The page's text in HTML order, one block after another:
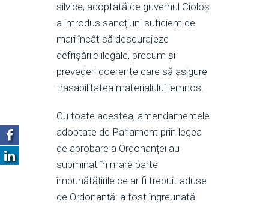
silvice, adoptată de guvernul Cioloș
a introdus sancțiuni suficient de
mari încât să descurajeze
defrișările ilegale, precum și
prevederi coerente care să asigure
trasabilitatea materialului lemnos.
Cu toate acestea, amendamentele
adoptate de Parlament prin legea
de aprobare a Ordonanței au
subminat în mare parte
îmbunătățirile ce ar fi trebuit aduse
de Ordonanță: a fost îngreunată